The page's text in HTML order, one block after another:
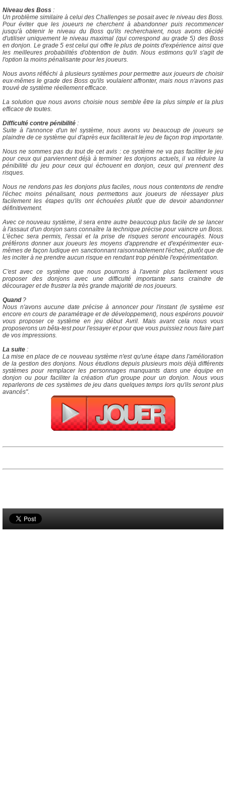
Niveau des Boss :
Un problème similaire à celui des Challenges se posait avec le niveau des Boss.
Pour éviter que les joueurs ne cherchent à abandonner puis recommencer
jusqu'à obtenir le niveau du Boss qu'ils recherchaient, nous avons décidé
d'utiliser uniquement le niveau maximal (qui correspond au grade 5) des Boss
en donjon. Le grade 5 est celui qui offre le plus de points d'expérience ainsi que
les meilleures probabilités d'obtention de butin. Nous estimons qu'il s'agit de
l'option la moins pénalisante pour les joueurs.
Nous avons réfléchi à plusieurs systèmes pour permettre aux joueurs de choisir
eux-mêmes le grade des Boss qu'ils voulaient affronter, mais nous n'avons pas
trouvé de système réellement efficace.
La solution que nous avons choisie nous semble être la plus simple et la plus
efficace de toutes.
Difficulté contre pénibilité :
Suite à l'annonce d'un tel système, nous avons vu beaucoup de joueurs se
plaindre de ce système qui d'après eux faciliterait le jeu de façon trop importante.
Nous ne sommes pas du tout de cet avis : ce système ne va pas faciliter le jeu
pour ceux qui parviennent déjà à terminer les donjons actuels, il va réduire la
pénibilité du jeu pour ceux qui échouent en donjon, ceux qui prennent des
risques.
Nous ne rendons pas les donjons plus faciles, nous nous contentons de rendre
l'échec moins pénalisant, nous permettons aux joueurs de réessayer plus
facilement les étapes qu'ils ont échouées plutôt que de devoir abandonner
définitivement.
Avec ce nouveau système, il sera entre autre beaucoup plus facile de se lancer
à l'assaut d'un donjon sans connaître la technique précise pour vaincre un Boss.
L'échec sera permis, l'essai et la prise de risques seront encouragés. Nous
préférons donner aux joueurs les moyens d'apprendre et d'expérimenter eux-
mêmes de façon ludique en sanctionnant raisonnablement l'échec, plutôt que de
les inciter à ne prendre aucun risque en rendant trop pénible l'expérimentation.
C'est avec ce système que nous pourrons à l'avenir plus facilement vous
proposer des donjons avec une difficulté importante sans craindre de
décourager et de frustrer la très grande majorité de nos joueurs.
Quand ?
Nous n'avons aucune date précise à annoncer pour l'instant (le système est
encore en cours de paramétrage et de développement), nous espérons pouvoir
vous proposer ce système en jeu début Avril. Mais avant cela nous vous
proposerons un bêta-test pour l'essayer et pour que vous puissiez nous faire part
de vos impressions.
La suite :
La mise en place de ce nouveau système n'est qu'une étape dans l'amélioration
de la gestion des donjons. Nous étudions depuis plusieurs mois déjà différents
systèmes pour remplacer les personnages manquants dans une équipe en
donjon ou pour faciliter la création d'un groupe pour un donjon. Nous vous
reparlerons de ces systèmes de jeu dans quelques temps lors qu'ils seront plus
avancés".